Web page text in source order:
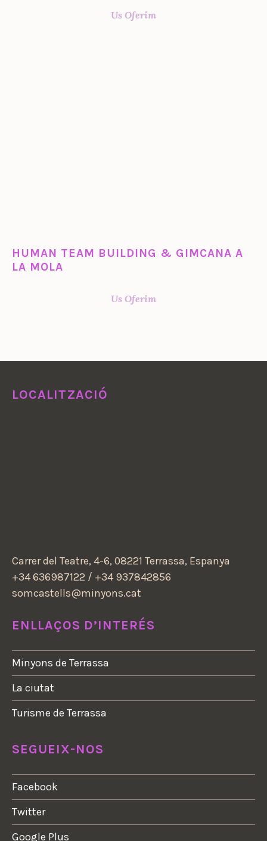
Us Oferim
HUMAN TEAM BUILDING & GIMCANA A
LA MOLA
Us Oferim
LOCALITZACIÓ
Carrer del Teatre, 4-6, 08221 Terrassa, Espanya
+34 636987122 / +34 937842856
somcastells@minyons.cat
ENLLAÇOS D’INTERÉS
Minyons de Terrassa
La ciutat
Turisme de Terrassa
SEGUEIX-NOS
Facebook
Twitter
Google Plus